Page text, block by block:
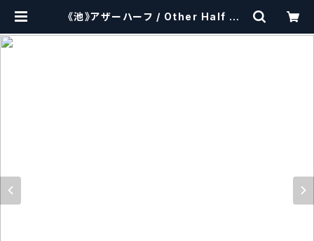
《池》アザーハーフ / Other Half My
| craftbeerscissors